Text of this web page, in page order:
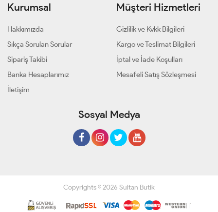
Kurumsal
Hakkımızda
Sıkça Sorulan Sorular
Sipariş Takibi
Banka Hesaplarımız
İletişim
Müşteri Hizmetleri
Gizlilik ve Kvkk Bilgileri
Kargo ve Teslimat Bilgileri
İptal ve İade Koşulları
Mesafeli Satış Sözleşmesi
Sosyal Medya
Copyrights © 2026 Sultan Butik